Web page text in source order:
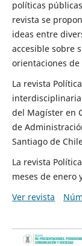
políticas
revista se
ideas entre
accesible sobre
orientaciones
La revista
interdisciplinaria
del Magíster en
de
Santiago de
La revista
meses de enero
Ver revista